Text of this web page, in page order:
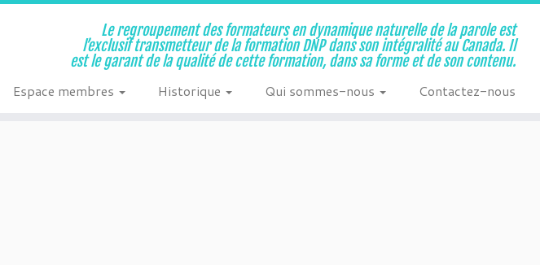
Le regroupement des formateurs en dynamique naturelle de la parole est
l’exclusif transmetteur de la formation DNP dans son intégralité au Canada. Il
est le garant de la qualité de cette formation, dans sa forme et de son contenu.
Espace membres Historique Qui sommes-nous Contactez-nous